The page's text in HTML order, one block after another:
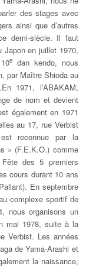
des stages avec
ainsi que d’autres
demi-siècle. Il faut
Japon en juillet 1970,
e dan kendo, nous
par Maître Shioda au
1971, l’ABAKAM,
de nom et devient
également en 1971
au 17, rue Verbist
reconnue par la
» (F.E.K.O.) comme
des 5 premiers
cours durant 10 ans
En septembre
complexe sportif de
nous organisons un
mai 1978, suite à la
Verbist. Les années
de Yama-Arashi et
la naissance,